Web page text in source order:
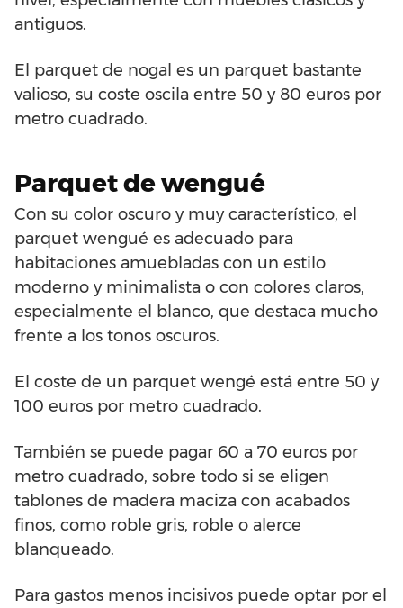
antiguos.
El parquet de nogal es un parquet bastante
valioso, su coste oscila entre 50 y 80 euros por
metro cuadrado.
Parquet de wengué
Con su color oscuro y muy característico, el
parquet wengué es adecuado para
habitaciones amuebladas con un estilo
moderno y minimalista o con colores claros,
especialmente el blanco, que destaca mucho
frente a los tonos oscuros.
El coste de un parquet wengé está entre 50 y
100 euros por metro cuadrado.
También se puede pagar 60 a 70 euros por
metro cuadrado, sobre todo si se eligen
tablones de madera maciza con acabados
finos, como roble gris, roble o alerce
blanqueado.
Para gastos menos incisivos puede optar por el